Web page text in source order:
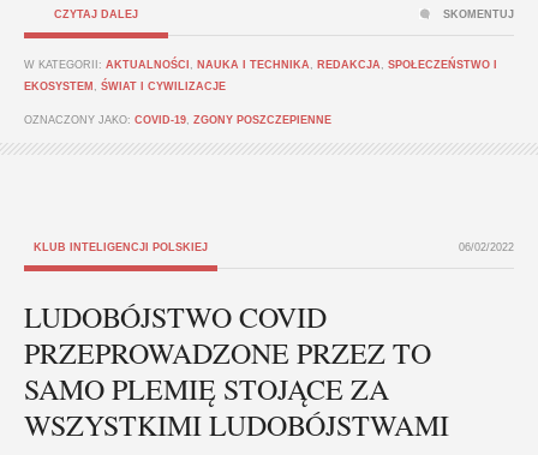
CZYTAJ DALEJ
W KATEGORII: AKTUALNOŚCI NAUKA I TECHNIKA REDAKCJA
SPOŁECZEŃSTWO I
EKOSYSTEM
ŚWIAT I CYWILIZACJE
OZNACZONY JAKO: COVID-19 ZGONY POSZCZEPIENNE
SKOMENTUJ
KLUB INTELIGENCJI POLSKIEJ 06/02/2022
LUDOBÓJSTWO COVID
PRZEPROWADZONE PRZEZ TO
SAMO PLEMIĘ STOJĄCE ZA
WSZYSTKIMI LUDOBÓJSTWAMI